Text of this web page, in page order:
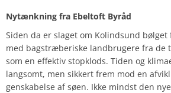
Nytænkning fra Ebeltoft Byråd
Siden da er slaget om Kolindsund
med bagstræberiske landbrugere fra de
som en effektiv stopklods. Tiden og
langsomt, men sikkert frem mod en
genskabelse af søen. Ikke mindst den